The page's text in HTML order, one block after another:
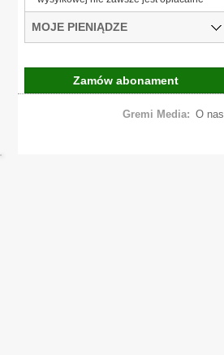
MOJE PIENIĄDZE
Zamów abonament
Gremi Media: O nas